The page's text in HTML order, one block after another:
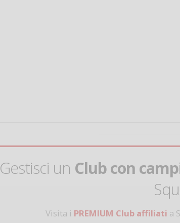
Gestisci un Club con
Visita i PREMIUM Club affiliati a